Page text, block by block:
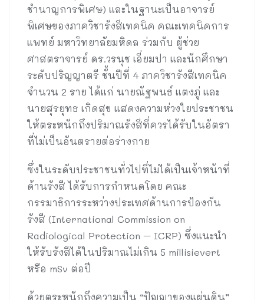
ชำนาญการพิเศษ) และในฐานะเป็นอาจารย์
พิเศษของภาควิชารังสีเทคนิค คณะเทคนิคการ
แพทย์ มหาวิทยาลัยมหิดล ร่วมกับ ผู้ช่วย
ศาสตราจารย์ ดร.วรนุช เอี่ยมปา และนักศึกษา
ระดับปริญญาตรี ชั้นปีที่ 4 ภาควิชารังสีเทคนิค
จำนวน 2 ราย ได้แก่ นายณัฐพนธ์ แตงภู่ และ
นายสุรยุทธ เกิดสุข แสดงความห่วงใยประชาชน
ให้ตระหนักถึงปริมาณรังสีที่ควรได้รับในอัตรา
ที่ไม่เป็นอันตรายต่อร่างกาย
ซึ่งในระดับประชาชนทั่วไปที่ไม่ได้เป็นเจ้าหน้าที่
ด้านรังสี ได้รับการกำหนดโดย คณะ
กรรมาธิการระหว่างประเทศด้านการป้องกัน
รังสี (International Commission on
Radiological Protection – ICRP) ซึ่งแนะนำ
ให้รับรังสีได้ในปริมาณไม่เกิน 5 millisievert
หรือ mSv ต่อปี
ด้วยตระหนักถึงความเป็น “ปัญญาของแผ่นดิน”